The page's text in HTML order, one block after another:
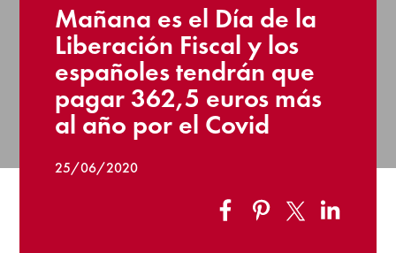
Mañana es el Día de la
Liberación Fiscal y los
españoles tendrán que
pagar 362,5 euros más
al año por el Covid
25/06/2020